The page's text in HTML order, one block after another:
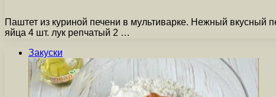
Паштет из куриной печени в мультиварке. Нежный вкусный
яйца 4 шт. лук репчатый 2 …
Закуски